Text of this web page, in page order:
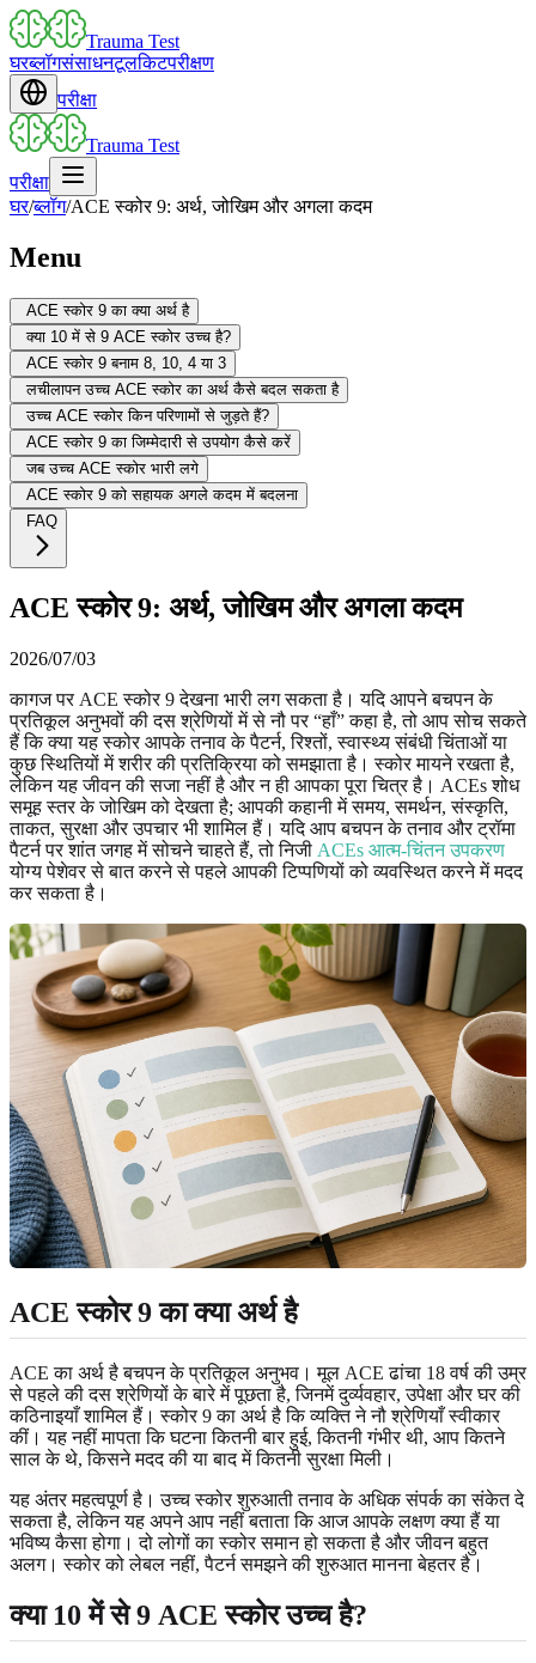
Trauma Test
घरब्लॉगसंसाधनटूलकिटपरीक्षण
परीक्षा
Trauma Test
परीक्षा
घर/ब्लॉग/ACE स्कोर 9: अर्थ, जोखिम और अगला कदम
Menu
ACE स्कोर 9 का क्या अर्थ है
क्या 10 में से 9 ACE स्कोर उच्च है?
ACE स्कोर 9 बनाम 8, 10, 4 या 3
लचीलापन उच्च ACE स्कोर का अर्थ कैसे बदल सकता है
उच्च ACE स्कोर किन परिणामों से जुड़ते हैं?
ACE स्कोर 9 का जिम्मेदारी से उपयोग कैसे करें
जब उच्च ACE स्कोर भारी लगे
ACE स्कोर 9 को सहायक अगले कदम में बदलना
FAQ
ACE स्कोर 9: अर्थ, जोखिम और अगला कदम
2026/07/03
कागज पर ACE स्कोर 9 देखना भारी लग सकता है। यदि आपने बचपन के
प्रतिकूल अनुभवों की दस श्रेणियों में से नौ पर “हाँ” कहा है, तो आप सोच सकते
हैं कि क्या यह स्कोर आपके तनाव के पैटर्न, रिश्तों, स्वास्थ्य संबंधी चिंताओं या
कुछ स्थितियों में शरीर की प्रतिक्रिया को समझाता है। स्कोर मायने रखता है,
लेकिन यह जीवन की सजा नहीं है और न ही आपका पूरा चित्र है। ACEs शोध
समूह स्तर के जोखिम को देखता है; आपकी कहानी में समय, समर्थन, संस्कृति,
ताकत, सुरक्षा और उपचार भी शामिल हैं। यदि आप बचपन के तनाव और ट्रॉमा
पैटर्न पर शांत जगह में सोचने चाहते हैं, तो निजी ACEs आत्म-चिंतन उपकरण
योग्य पेशेवर से बात करने से पहले आपकी टिप्पणियों को व्यवस्थित करने में मदद
कर सकता है।
ACE स्कोर 9 का क्या अर्थ है
ACE का अर्थ है बचपन के प्रतिकूल अनुभव। मूल ACE ढांचा 18 वर्ष की उम्र
से पहले की दस श्रेणियों के बारे में पूछता है, जिनमें दुर्व्यवहार, उपेक्षा और घर की
कठिनाइयाँ शामिल हैं। स्कोर 9 का अर्थ है कि व्यक्ति ने नौ श्रेणियाँ स्वीकार
कीं। यह नहीं मापता कि घटना कितनी बार हुई, कितनी गंभीर थी, आप कितने
साल के थे, किसने मदद की या बाद में कितनी सुरक्षा मिली।
यह अंतर महत्वपूर्ण है। उच्च स्कोर शुरुआती तनाव के अधिक संपर्क का संकेत दे
सकता है, लेकिन यह अपने आप नहीं बताता कि आज आपके लक्षण क्या हैं या
भविष्य कैसा होगा। दो लोगों का स्कोर समान हो सकता है और जीवन बहुत
अलग। स्कोर को लेबल नहीं, पैटर्न समझने की शुरुआत मानना बेहतर है।
क्या 10 में से 9 ACE स्कोर उच्च है?